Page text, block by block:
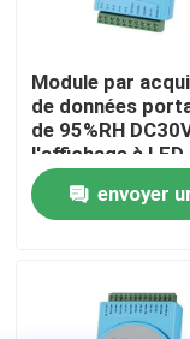
Contactez-nous
Nouvelles
Les affaires
Dynamomètre
Module par
de données
de 95%RH
l'affichage à LED
envoyer